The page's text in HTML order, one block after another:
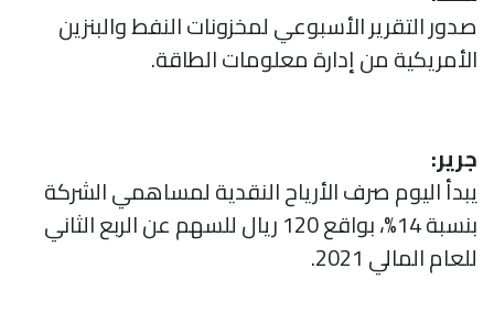
صدور التقرير الأسبوعي لمخزونات النفط والبنزين
الأمريكية من إدارة معلومات الطاقة.
جرير:
يبدأ اليوم صرف الأرياح النقدية لمساهمي الشركة
بنسبة 14%، بواقع 120 ريال للسهم عن الربع الثاني
للعام المالي 2021.